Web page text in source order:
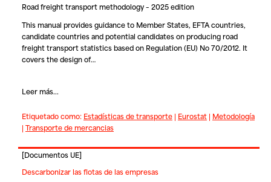
Road freight transport methodology – 2025 edition
This manual provides guidance to Member States, EFTA countries,
candidate countries and potential candidates on producing road
freight transport statistics based on Regulation (EU) No 70/2012. It
covers the design of…
Leer más...
Etiquetado como: Estadísticas de transporte| Eurostat| Metodología
| Transporte de mercancias
[Documentos UE]
Descarbonizar las flotas de las empresas